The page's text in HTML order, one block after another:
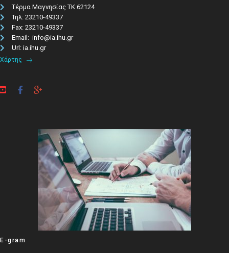
Τέρμα Μαγνησίας ΤΚ 62124
Τηλ: 23210-49337​
Fax: 23210-49337
Email: info@ia.ihu.gr
Url: ia.ihu.gr
Χάρτης
E-gram